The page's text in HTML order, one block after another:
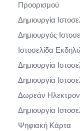
Προορισμού
Δημιουργία
Δημιουργός
Ιστοσελίδα
Δημιουργία
Δημιουργία
Δωρεάν
Δημιουργία
Ψηφιακή Κάρτα